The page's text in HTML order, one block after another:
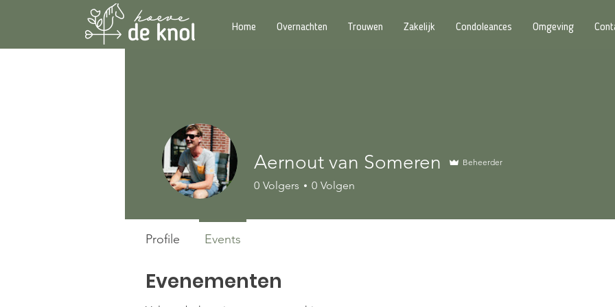
Home Overnachten Trouwen Zakelijk Condoleances Omgeving
Evenementen
Aernout van Someren Beheerder
0 Volgers 0 Volgen
Profile Events